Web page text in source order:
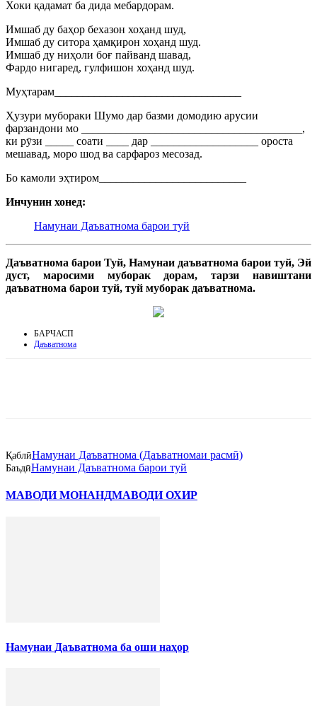
Хоки қадамат ба дида мебардорам.
Имшаб ду баҳор бехазон хоҳанд шуд,
Имшаб ду ситора ҳамқирон хоҳанд шуд.
Имшаб ду ниҳоли боғ пайванд шавад,
Фардо нигаред, гулфишон хоҳанд шуд.
Муҳтарам_________________________________
Ҳузури мубораки Шумо дар базми домодию арусии
фарзандони мо _______________________________________,
ки рӯзи _____ соати ____ дар ___________________ ороста
мешавад, моро шод ва сарфароз месозад.
Бо камоли эҳтиром__________________________
Инчунин хонед:
Намунаи Даъватнома барои туй
Даъватнома барои Туй, Намунаи даъватнома барои туй, Эй
дуст, маросими муборак дорам, тарзи навиштани
даъватнома барои туй, туй муборак даъватнома.
БАРЧАСП
Даъватнома
ҚаблӣНамунаи Даъватнома (Даъватномаи расмӣ)
БаъдӣНамунаи Даъватнома барои туй
МАВОДИ МОНАНДМАВОДИ ОХИР
Намунаи Даъватнома ба оши наҳор